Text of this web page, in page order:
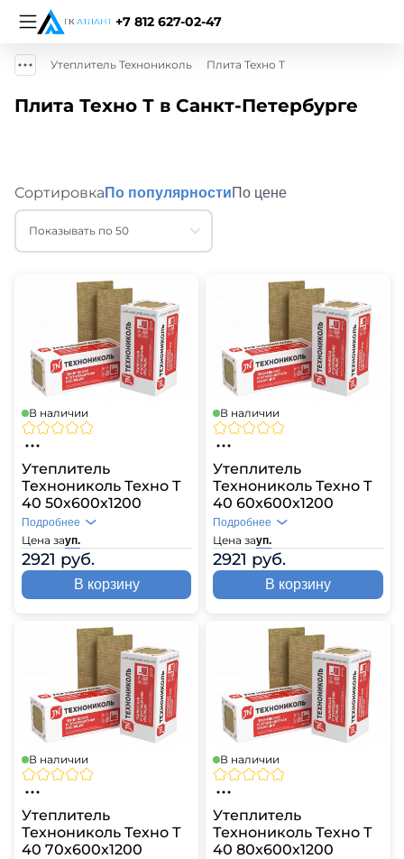
+7 812 627-02-47
Утеплитель Технониколь Плита Техно Т
Плита Техно Т в Санкт-Петербурге
Сортировка По популярностиПо цене
Показывать по 50
В наличии
Утеплитель
Технониколь Техно Т
40 50х600х1200
Цена зауп.
2921 руб.
Подробнее
В корзину
В наличии
Утеплитель
Технониколь Техно Т
40 60х600х1200
Цена зауп.
2921 руб.
Подробнее
В корзину
В наличии
Утеплитель
Технониколь Техно Т
40 70х600х1200
В наличии
Утеплитель
Технониколь Техно Т
40 80х600х1200